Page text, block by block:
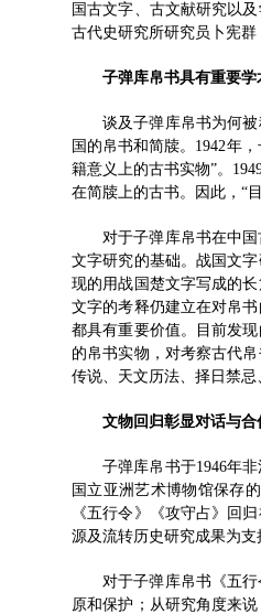
国古文字、古文献研究以
古代史研究所研究员卜宪群
子弹库帛书具有重要学
谈及子弹库帛书为何
国的帛书和简牍。1942年
籍意义上的古书实物”。
在简牍上的古书。因此，“
对于子弹库帛书在中
文字研究的基础。战国文
现的用战国楚文字写成的
文字的考释仍建立在对帛
都具有重要价值。目前发
的帛书实物，对考察古代
传说、天文历法、择日禁忌
文物回归彰显对话与合
子弹库帛书于1946年
国立亚洲艺术博物馆保存
《五行令》《攻守占》回
源及流转历史研究成果为
对于子弹库帛书《五
原和保护；从研究角度来